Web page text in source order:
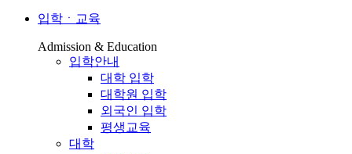
입학ㆍ교육
Admission & Education
입학안내
대학 입학
대학원 입학
외국인 입학
평생교육
대학